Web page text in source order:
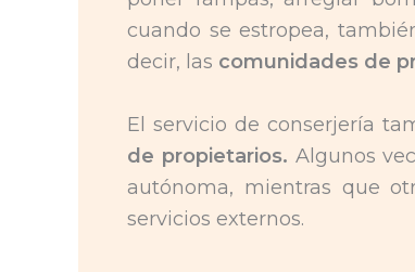
cuando se estropea,
decir, las comunidades de
El servicio de conserjería
de propietarios. Algunos
autónoma, mientras que
servicios externos.